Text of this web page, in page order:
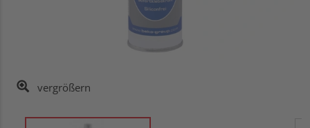
vergrößern